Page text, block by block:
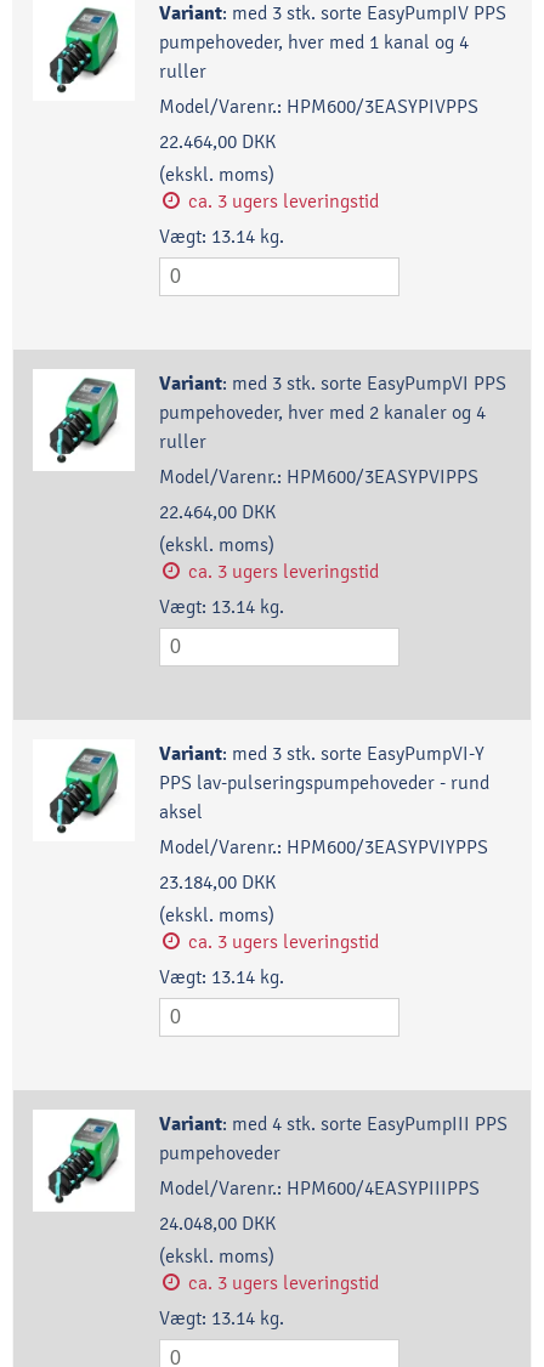
Variant: med 3 stk. sorte EasyPumpIV PPS
pumpehoveder, hver med 1 kanal og 4
ruller
Model/Varenr.: HPM600/3EASYPIVPPS
22.464,00 DKK
(ekskl. moms)
ca. 3 ugers leveringstid
Vægt: 13.14 kg.
Variant: med 3 stk. sorte EasyPumpVI PPS
pumpehoveder, hver med 2 kanaler og 4
ruller
Model/Varenr.: HPM600/3EASYPVIPPS
22.464,00 DKK
(ekskl. moms)
ca. 3 ugers leveringstid
Vægt: 13.14 kg.
Variant: med 3 stk. sorte EasyPumpVI-Y
PPS lav-pulseringspumpehoveder - rund
aksel
Model/Varenr.: HPM600/3EASYPVIYPPS
23.184,00 DKK
(ekskl. moms)
ca. 3 ugers leveringstid
Vægt: 13.14 kg.
Variant: med 4 stk. sorte EasyPumpIII PPS
pumpehoveder
Model/Varenr.: HPM600/4EASYPIIIPPS
24.048,00 DKK
(ekskl. moms)
ca. 3 ugers leveringstid
Vægt: 13.14 kg.